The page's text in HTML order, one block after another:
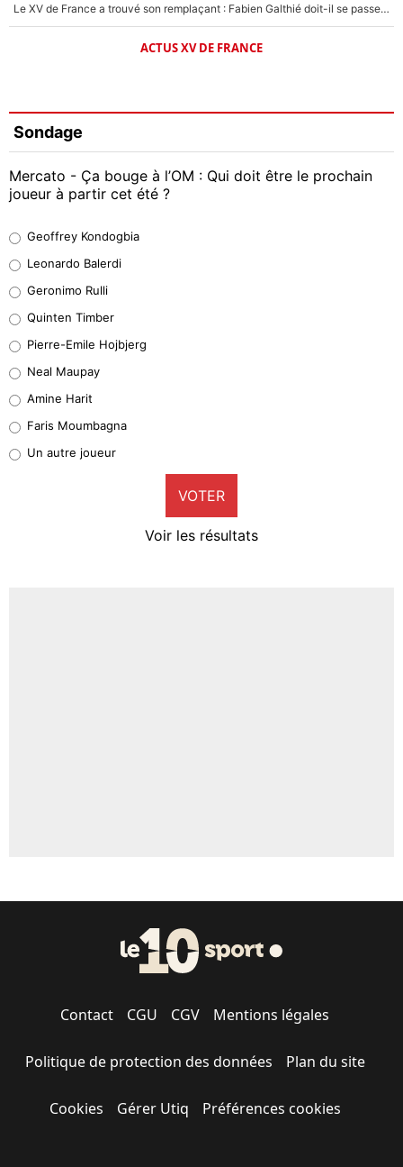
Le XV de France a trouvé son remplaçant : Fabien Galthié doit-il se passer d'Antoine Dupont ?
ACTUS XV DE FRANCE
Sondage
Mercato - Ça bouge à l’OM : Qui doit être le prochain
joueur à partir cet été ?
38%
32%
5%
1%
9%
Geoffrey Kondogbia
Leonardo Balerdi
Geronimo Rulli
Quinten Timber
Pierre-Emile Hojbjerg
Neal Maupay
Amine Harit
Faris Moumbagna
Un autre joueur
VOTER
Voir les résultats
Contact CGU CGV Mentions légales
Politique de protection des données Plan du site
Cookies Gérer Utiq Préférences cookies